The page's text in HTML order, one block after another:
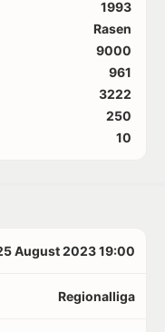
1993
Rasen
9000
961
3222
250
10
August 2023 19:00
Regionalliga